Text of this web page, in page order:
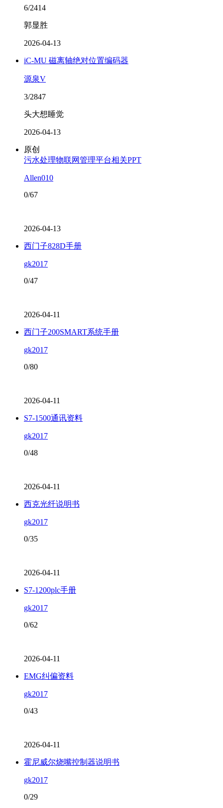
6/2414
郭显胜
2026-04-13
iC-MU 磁离轴绝对位置编码器
源泉V
3/2847
头大想睡觉
2026-04-13
原创
污水处理物联网管理平台相关PPT
Allen010
0/67
2026-04-13
西门子828D手册
gk2017
0/47
2026-04-11
西门子200SMART系统手册
gk2017
0/80
2026-04-11
S7-1500通讯资料
gk2017
0/48
2026-04-11
西克光纤说明书
gk2017
0/35
2026-04-11
S7-1200plc手册
gk2017
0/62
2026-04-11
EMG纠偏资料
gk2017
0/43
2026-04-11
霍尼威尔烧嘴控制器说明书
gk2017
0/29